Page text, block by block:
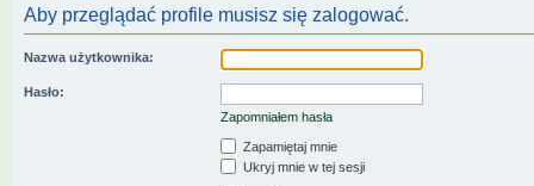
Aby przeglądać profile musisz się zalogować.
Nazwa użytkownika:
Hasło:
Zapomniałem hasła
Zapamiętaj mnie
Ukryj mnie w tej sesji